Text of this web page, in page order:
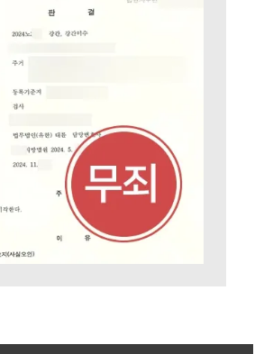
성범죄대응부 업무
구성원 소개
성범죄전문변호사
소식/자료